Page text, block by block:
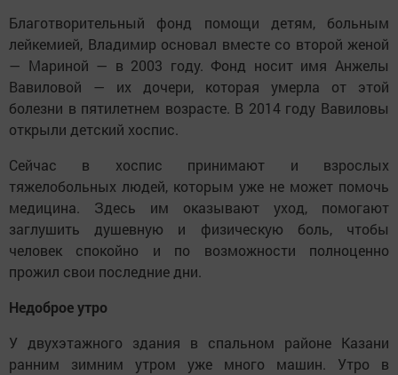
Благотворительный фонд помощи детям, больным
лейкемией, Владимир основал вместе со второй женой
— Мариной — в 2003 году. Фонд носит имя Анжелы
Вавиловой — их дочери, которая умерла от этой
болезни в пятилетнем возрасте. В 2014 году Вавиловы
открыли детский хоспис.
Сейчас в хоспис принимают и взрослых
тяжелобольных людей, которым уже не может помочь
медицина. Здесь им оказывают уход, помогают
заглушить душевную и физическую боль, чтобы
человек спокойно и по возможности полноценно
прожил свои последние дни.
Недоброе утро
У двухэтажного здания в спальном районе Казани
ранним зимним утром уже много машин. Утро в